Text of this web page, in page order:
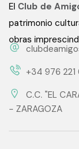
El Club de
patrimonio
obras
+34 976
C.C. "EL
- ZARAGOZA